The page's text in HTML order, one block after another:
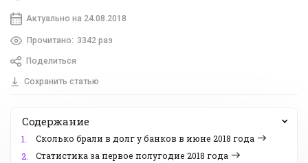
Актуально на 24.08.2018
Прочитано: 3342 раз
Поделиться
Сохранить статью
Содержание
1.
Сколько брали в долг у банков в июне 2018 года
2.
Статистика за первое полугодие 2018 года